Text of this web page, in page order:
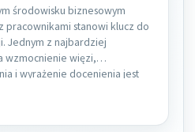
środowisku biznesowym
pracownikami stanowi klucz do
Jednym z najbardziej
wzmocnienie więzi,
i wyrażenie docenienia jest